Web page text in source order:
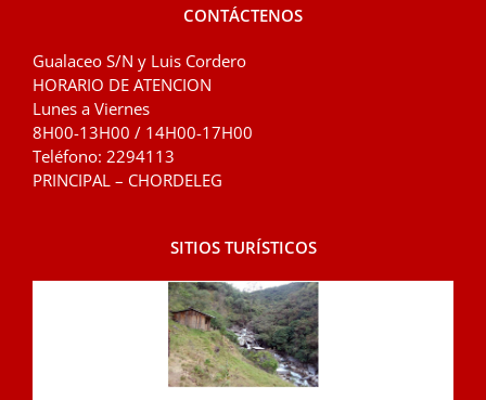
CONTÁCTENOS
Gualaceo S/N y Luis Cordero
HORARIO DE ATENCION
Lunes a Viernes
8H00-13H00 / 14H00-17H00
Teléfono: 2294113
PRINCIPAL – CHORDELEG
SITIOS TURÍSTICOS